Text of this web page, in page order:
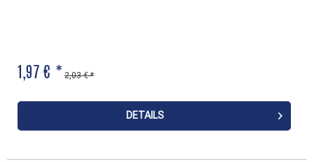
1,97 € * 2,03 € *
DETAILS